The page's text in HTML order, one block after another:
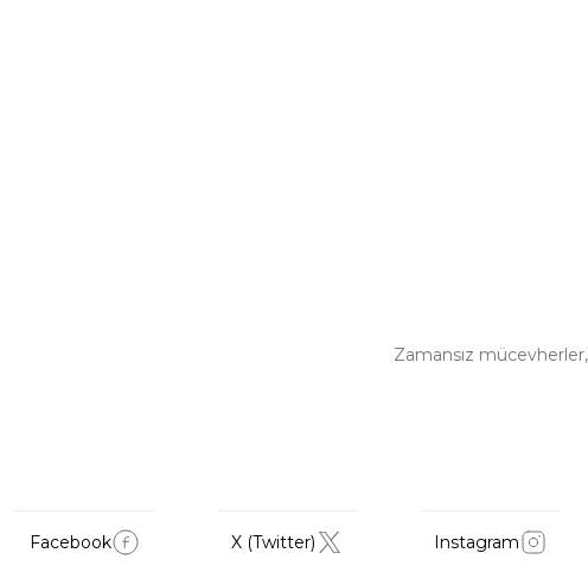
Zamansız
Facebook X (Twitter) Instagram